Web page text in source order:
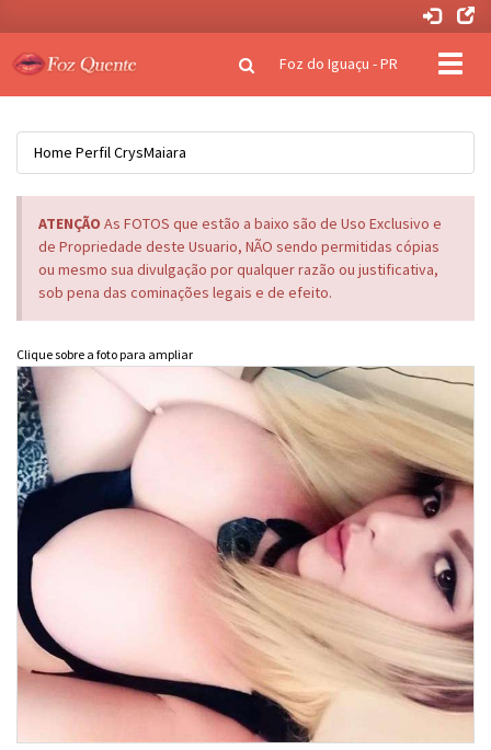
Clique
Foz do Iguaçu - PR
Home PerfilCrysMaiara
ATENÇÃO As FOTOS que estão a baixo são de Uso Exclusivo e
de Propriedade deste Usuario, NÃO sendo permitidas cópias
ou mesmo sua divulgação por qualquer razão ou justificativa,
sob pena das cominações legais e de efeito.
Clique sobre a foto para ampliar